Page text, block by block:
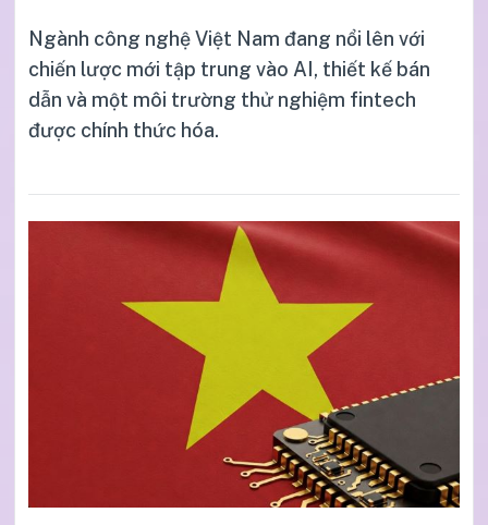
Ngành công nghệ Việt Nam đang nổi lên với
chiến lược mới tập trung vào AI, thiết kế bán
dẫn và một môi trường thử nghiệm fintech
được chính thức hóa.